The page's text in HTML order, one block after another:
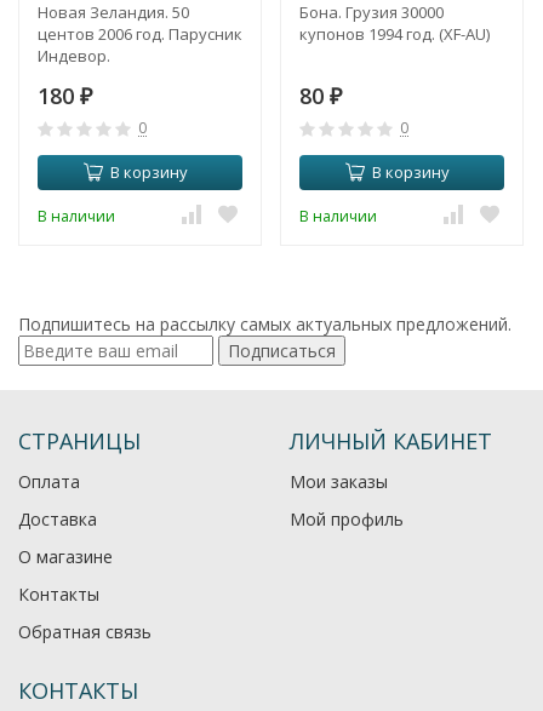
Новая Зеландия. 50
центов 2006 год. Парусник
Индевор.
180 ₽
0
В корзину
В наличии
Бона. Грузия 30000
купонов 1994 год. (XF-AU)
80 ₽
0
В корзину
В наличии
Подпишитесь на рассылку самых актуальных предложений.
Подписаться
СТРАНИЦЫ
Оплата
Доставка
О магазине
Контакты
Обратная связь
ЛИЧНЫЙ КАБИНЕТ
Мои заказы
Мой профиль
КОНТАКТЫ